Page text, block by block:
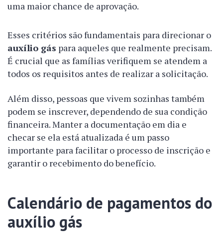
uma maior chance de aprovação.
Esses critérios são fundamentais para direcionar o
auxílio gás para aqueles que realmente precisam.
É crucial que as famílias verifiquem se atendem a
todos os requisitos antes de realizar a solicitação.
Além disso, pessoas que vivem sozinhas também
podem se inscrever, dependendo de sua condição
financeira. Manter a documentação em dia e
checar se ela está atualizada é um passo
importante para facilitar o processo de inscrição e
garantir o recebimento do benefício.
Calendário de pagamentos do
auxílio gás